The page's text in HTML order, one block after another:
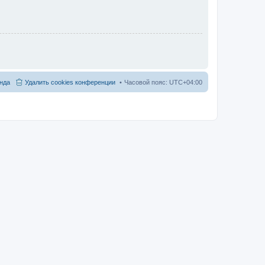
Часовой пояс: UTC+04:00
Удалить cookies конференции